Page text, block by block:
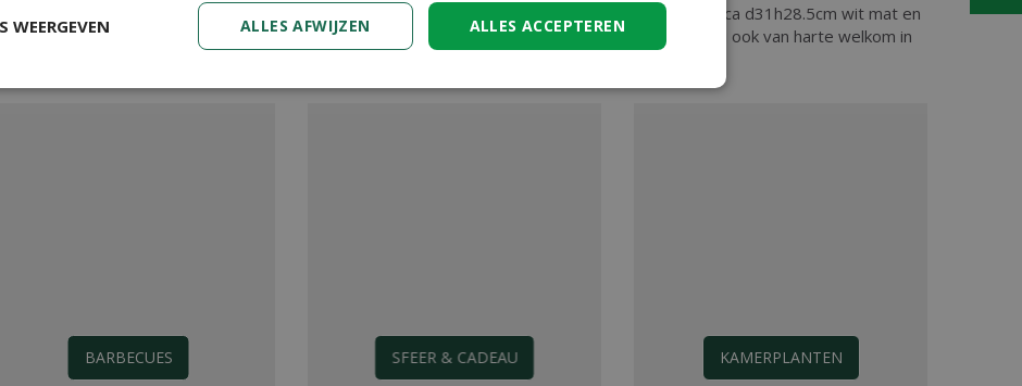
mat
? Bij Tuincenter Vincent in Dendermonde, nabij Aalst, Gent en Sint Niklaas, vindt u Pot tusca d31h28.5cm wit mat en
in onze webshop. Wilt u meer informatie over Pot tusca d31h28.5cm wit mat dan bent u ook van harte welkom in
u kunnen adviseren. Graag tot ziens!
BARBECUES SFEER & CADEAU KAMERPLANTEN
ALLES ACCEPTEREN
ALLES AFWIJZEN
WEERGEVEN